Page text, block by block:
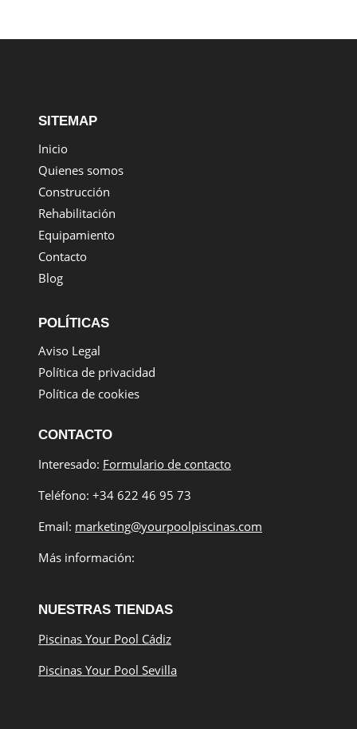
SITEMAP
Inicio
Quienes somos
Construcción
Rehabilitación
Equipamiento
Contacto
Blog
POLÍTICAS
Aviso Legal
Política de privacidad
Política de cookies
CONTACTO
Interesado: Formulario de contacto
Teléfono: +34 622 46 95 73
Email: marketing@yourpoolpiscinas.com
Más información:
NUESTRAS TIENDAS
Piscinas Your Pool Cádiz
Piscinas Your Pool Sevilla